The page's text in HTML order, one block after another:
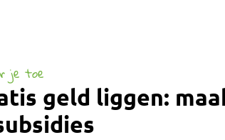
je toe
geld liggen: